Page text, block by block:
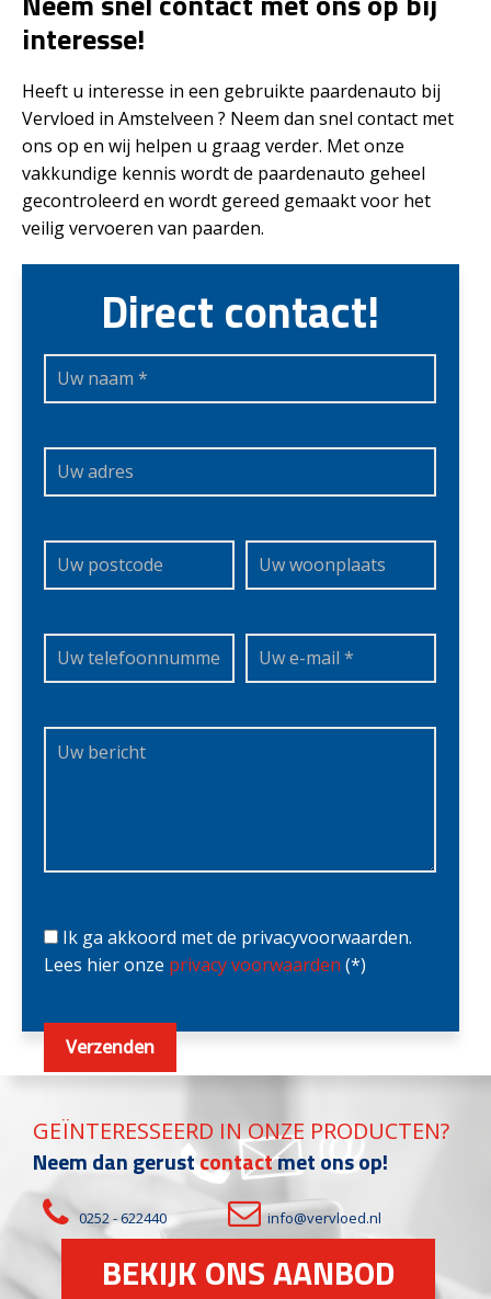
interesse!
Heeft u interesse in een gebruikte paardenauto bij
Vervloed in Amstelveen ? Neem dan snel contact met
ons op en wij helpen u graag verder. Met onze
vakkundige kennis wordt de paardenauto geheel
gecontroleerd en wordt gereed gemaakt voor het
veilig vervoeren van paarden.
Direct contact!
Ik ga akkoord met de privacyvoorwaarden.
Lees hier onze privacy voorwaarden (*)
GEÏNTERESSEERD IN ONZE PRODUCTEN?
Neem dan gerustcontactmet ons op!
0252 - 622440 info@vervloed.nl
BEKIJK ONS AANBOD